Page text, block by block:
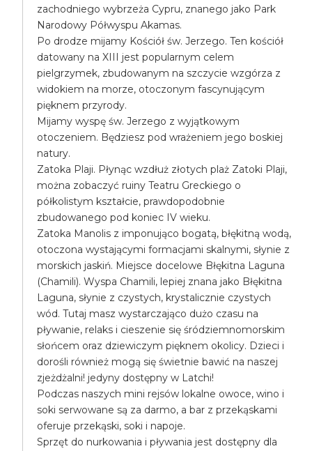
zachodniego wybrzeża Cypru, znanego jako Park
Narodowy Półwyspu Akamas.
Po drodze mijamy Kościół św. Jerzego. Ten kościół
datowany na XIII jest popularnym celem
pielgrzymek, zbudowanym na szczycie wzgórza z
widokiem na morze, otoczonym fascynującym
pięknem przyrody.
Mijamy wyspę św. Jerzego z wyjątkowym
otoczeniem. Będziesz pod wrażeniem jego boskiej
natury.
Zatoka Plaji. Płynąc wzdłuż złotych plaż Zatoki Plaji,
można zobaczyć ruiny Teatru Greckiego o
półkolistym kształcie, prawdopodobnie
zbudowanego pod koniec IV wieku.
Zatoka Manolis z imponująco bogatą, błękitną wodą,
otoczona wystającymi formacjami skalnymi, słynie z
morskich jaskiń. Miejsce docelowe Błękitna Laguna
(Chamili). Wyspa Chamili, lepiej znana jako Błękitna
Laguna, słynie z czystych, krystalicznie czystych
wód. Tutaj masz wystarczająco dużo czasu na
pływanie, relaks i cieszenie się śródziemnomorskim
słońcem oraz dziewiczym pięknem okolicy. Dzieci i
dorośli również mogą się świetnie bawić na naszej
zjeżdżalni! jedyny dostępny w Latchi!
Podczas naszych mini rejsów lokalne owoce, wino i
soki serwowane są za darmo, a bar z przekąskami
oferuje przekąski, soki i napoje.
Sprzęt do nurkowania i pływania jest dostępny dla